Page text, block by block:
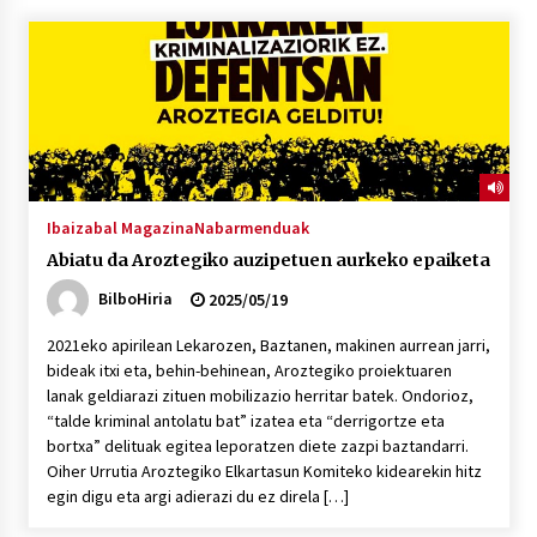
“Hiztegi bat” Gorka Urbizuk idatzitako letren
hiztegia
2026/07/23
Bakaikuko barnetegitik gazteek egindako saio
berezia
Tuba eta bonbardinoaren astea, Bilboko
Kontserbatorioan protagonista
Auzoportala : 1×04 Auzofoniak
2026/07/15
Gaur abitua da Bilbao bbk live jaialdia
Ibaizabal MagazinaNabarmenduak
Abiatu da Aroztegiko auzipetuen aurkeko epaiketa
BilboHiria
2025/05/19
2021eko apirilean Lekarozen, Baztanen, makinen aurrean jarri,
bideak itxi eta, behin-behinean, Aroztegiko proiektuaren
lanak geldiarazi zituen mobilizazio herritar batek. Ondorioz,
“talde kriminal antolatu bat” izatea eta “derrigortze eta
bortxa” delituak egitea leporatzen diete zazpi baztandarri.
Oiher Urrutia Aroztegiko Elkartasun Komiteko kidearekin hitz
egin digu eta argi adierazi du ez direla […]